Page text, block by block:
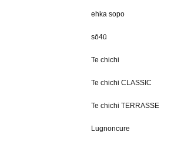
ehka sopo
sō4ū
Te chichi
Te chichi CLASSIC
Te chichi TERRASSE
Lugnoncure